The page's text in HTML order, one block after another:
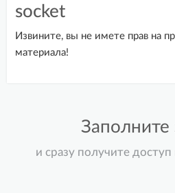
Методы интеграции
Документация API
Личный кабинет
Онлайн касса 54-ФЗ
socket
Извините, вы не имете прав на
материала!
Заполните
и сразу получите